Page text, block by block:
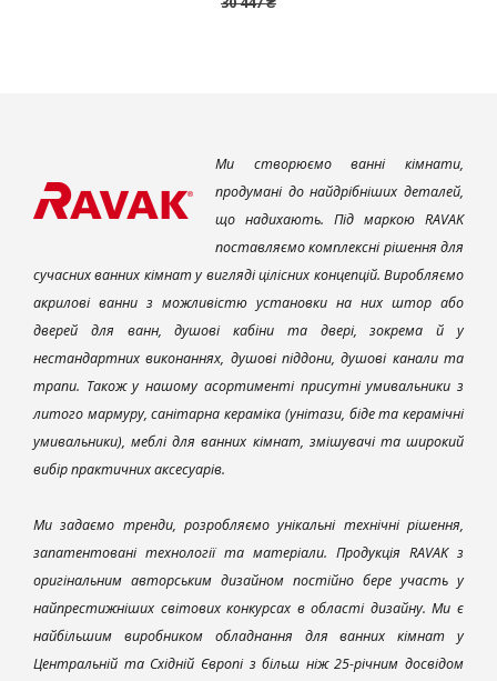
Ми створюємо ванні кімнати,
продумані до найдрібніших деталей,
що надихають. Під маркою RAVAK
поставляємо комплексні рішення для
сучасних ванних кімнат у вигляді цілісних концепцій. Виробляємо
акрилові ванни з можливістю установки на них штор або
дверей для ванн, душові кабіни та двері, зокрема й у
нестандартних виконаннях, душові піддони, душові канали та
трапи. Також у нашому асортименті присутні умивальники з
литого мармуру, санітарна кераміка (унітази, біде та керамічні
умивальники), меблі для ванних кімнат, змішувачі та широкий
вибір практичних аксесуарів.
Ми задаємо тренди, розробляємо унікальні технічні рішення,
запатентовані технології та матеріали. Продукція RAVAK з
оригінальним авторським дизайном постійно бере участь у
найпрестижніших світових конкурсах в області дизайну. Ми є
найбільшим виробником обладнання для ванних кімнат у
Центральній та Східній Європі з більш ніж 25-річним досвідом